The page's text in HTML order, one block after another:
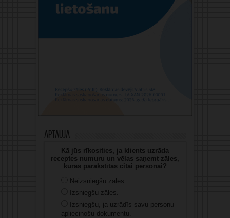
Aptauja
Kā jūs rīkosities, ja klients uzrāda
receptes numuru un vēlas saņemt zāles,
kuras parakstītas citai personai?
Neizsniegšu zāles.
Izsniegšu zāles.
Izsniegšu, ja uzrādīs savu personu
apliecinošu dokumentu.